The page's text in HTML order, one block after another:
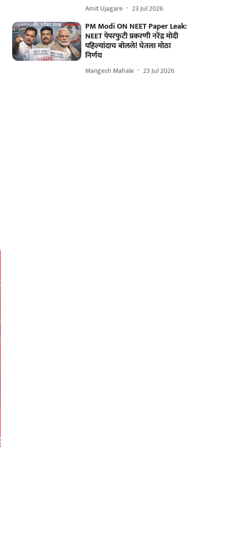
Amit Ujagare 23 Jul 2026
PM Modi ON NEET Paper Leak:
NEET पेपरफुटी प्रकरणी नरेंद्र मोदी
पहिल्यांदाच बोलले! घेतला मोठा
निर्णय
Mangesh Mahale 23 Jul 2026